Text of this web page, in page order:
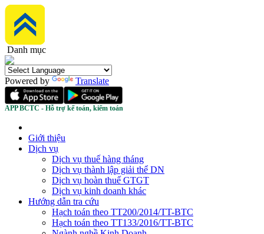
Danh mục
Powered by Translate
APP BCTC - Hỗ trợ kế toán, kiểm toán
Giới thiệu
Dịch vụ
Dịch vụ thuế hàng tháng
Dịch vụ thành lập giải thể DN
Dịch vụ hoàn thuế GTGT
Dịch vụ kinh doanh khác
Hướng dẫn tra cứu
Hạch toán theo TT200/2014/TT-BTC
Hạch toán theo TT133/2016/TT-BTC